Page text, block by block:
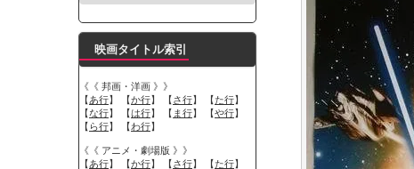
映画タイトル索引
《《 邦画・洋画 》》
【あ行】 【か行】 【さ行】 【た行】
【な行】 【は行】 【 ま行】 【や行】
【 ら行】 【わ行】
《《 アニメ・劇場版 》》
【あ行】 【か行】 【さ行】 【た行】